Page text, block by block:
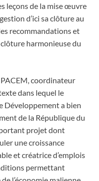
leçons de la mise œuvre
d’ici sa clôture au
recommandations et
harmonieuse du
coordinateur
dans lequel le
Développement a bien
de la République du
projet dont
une croissance
et créatrice d’emplois
permettant